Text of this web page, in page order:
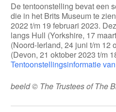
De tentoonstelling bevat een
die in het Brits Museum te
2022 t/m 19 februari 2023.
langs Hull (Yorkshire, 17
(Noord-Ierland, 24 juni t/m 12
(Devon, 21 oktober 2023 t/m
Tentoonstellingsinformatie
beeld © The Trustees of The